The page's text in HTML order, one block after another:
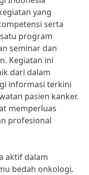
yang
serta
program
seminar dan
Kegiatan ini
dari dalam
informasi terkini
pasien kanker.
memperluas
profesional
aktif dalam
bedah onkologi.